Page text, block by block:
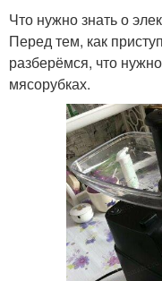
Что нужно знать о
Перед тем, как
разберёмся, что
мясорубках.